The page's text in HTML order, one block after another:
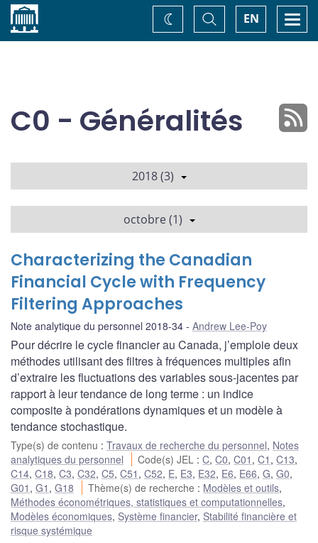
Accueil EN
Basculer
la
recherche
Changez
de
C0 - Généralités
2018 (3)
octobre (1)
Characterizing the Canadian
Financial Cycle with Frequency
Filtering Approaches
Note analytique du personnel 2018-34 Andrew Lee-Poy
Pour décrire le cycle financier au Canada, j’emploie deux
méthodes utilisant des filtres à fréquences multiples afin
d’extraire les fluctuations des variables sous-jacentes par
rapport à leur tendance de long terme : un indice
composite à pondérations dynamiques et un modèle à
tendance stochastique.
Type(s) de contenu : Travaux de recherche du personnel, Notes
analytiques du personnel
Code(s) JEL :C,C0,C01 ,C1 ,C13,
C14, C18, C3, C32, C5, C51 , C52, E, E3, E32, E6, E66, G, G0,
G01 , G1 , G18 Thème(s) de recherche : Modèles et outils,
Méthodes économétriques, statistiques et computationnelles,
Modèles économiques, Système financier, Stabilité financière et
risque systémique